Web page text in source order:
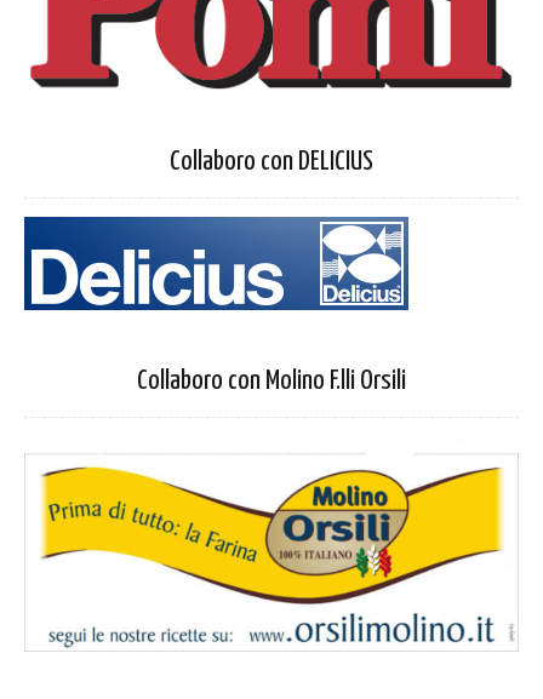
Collaboro con DELICIUS
Collaboro con Molino F.lli Orsili